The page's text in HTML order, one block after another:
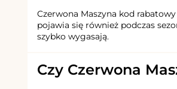
Czerwona Maszyna kod
pojawia się również podczas
szybko wygasają.
Czy Czerwona